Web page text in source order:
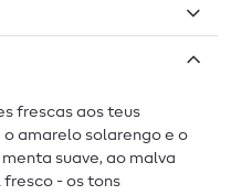
frescas aos teus
amarelo solarengo e o
suave, ao malva
- os tons